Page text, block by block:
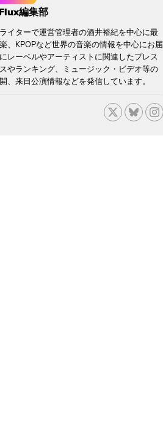
編集部
イターで運営管理者の酒井裕紀を中心に最
、KPOPなど世界の音楽の情報を中心にお届
レーベルやアーティストに関連したプレス
やランキング、ミュージック・ビデオ等の
、来日公演情報などを発信しています。